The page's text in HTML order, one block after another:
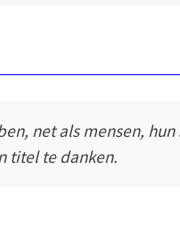
net als mensen, hun
titel te danken.